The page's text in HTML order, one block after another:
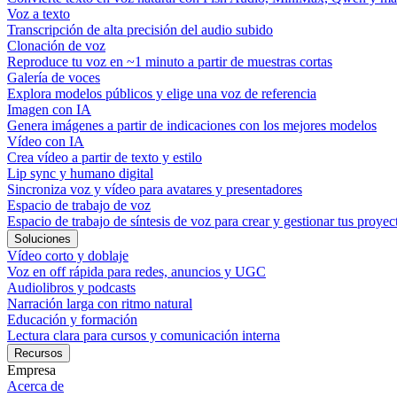
Voz a texto
Transcripción de alta precisión del audio subido
Clonación de voz
Reproduce tu voz en ~1 minuto a partir de muestras cortas
Galería de voces
Explora modelos públicos y elige una voz de referencia
Imagen con IA
Genera imágenes a partir de indicaciones con los mejores modelos
Vídeo con IA
Crea vídeo a partir de texto y estilo
Lip sync y humano digital
Sincroniza voz y vídeo para avatares y presentadores
Espacio de trabajo de voz
Espacio de trabajo de síntesis de voz para crear y gestionar tus
Soluciones
Vídeo corto y doblaje
Voz en off rápida para redes, anuncios y UGC
Audiolibros y podcasts
Narración larga con ritmo natural
Educación y formación
Lectura clara para cursos y comunicación interna
Recursos
Empresa
Acerca de